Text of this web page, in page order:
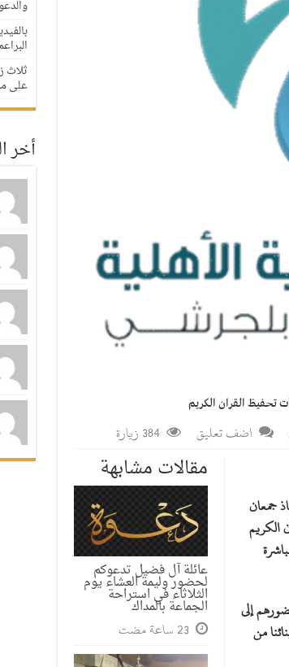
تحفيظ القران الكريم
اضف تعليق 384 زيارة
مقالات مشابهة
عائلة آل فضيل تدعوكم
لحضور وليمة العشاء يوم
الثلاثاء في استراحة
الجماعة بالمداك
‏23 ساعة مضت
جمعان
الكريم
مباشرة
إلى
من
ثلاث
على
أخر